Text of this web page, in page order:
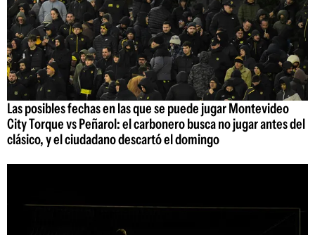
Las posibles fechas en las que se puede jugar Montevideo
City Torque vs Peñarol: el carbonero busca no jugar antes del
clásico, y el ciudadano descartó el domingo